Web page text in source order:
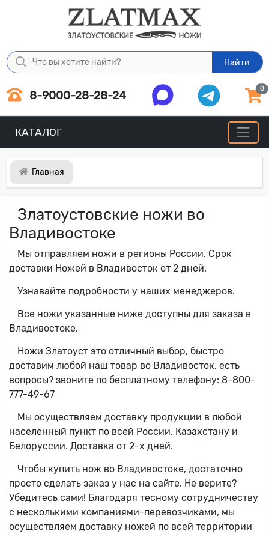
Найти
8-9000-28-28-24 0
КАТАЛОГ
Главная
Златоустовские ножи во
Владивостоке
Мы отправляем ножи в регионы России. Срок
доставки Ножей в Владивосток от 2 дней.
Узнавайте подробности у наших менеджеров.
Все ножи указанные ниже доступны для заказа в
Владивостоке.
Ножи Златоуст это отличный выбор, быстро
доставим любой наш товар во Владивосток, есть
вопросы? звоните по бесплатному телефону: 8-800-
777-49-67
Мы осуществляем доставку продукции в любой
населённый пункт по всей России, Казахстану и
Белоруссии. Доставка от 2-х дней.
Чтобы купить нож во Владивостоке, достаточно
просто сделать заказ у нас на сайте. Не верите?
Убедитесь сами! Благодаря тесному сотрудничеству
с несколькими компаниями-перевозчиками, мы
осуществляем доставку ножей по всей территории